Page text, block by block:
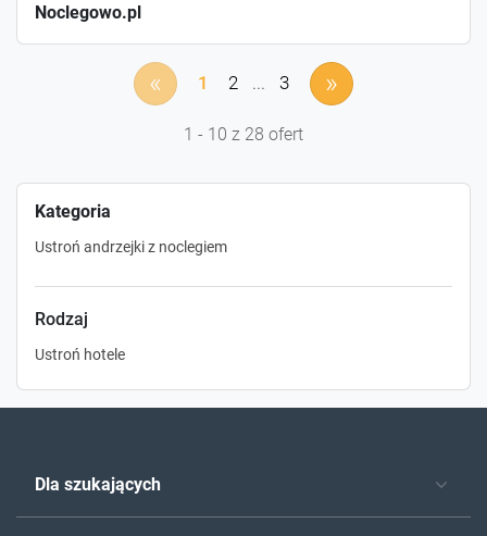
Kategoria
Ustroń andrzejki z noclegiem
Rodzaj
Ustroń hotele
Noclegowo.pl
« 1 2 ... 3 »
1 - 10 z 28 ofert
Dla szukających